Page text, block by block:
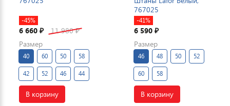
-45%
6 660 ₽ 11 980₽
Размер
40 60 50 58
42 52 46 44
В корзину
767025
-41%
6 590 ₽
Размер
46 48 50 52
60 58
В корзину